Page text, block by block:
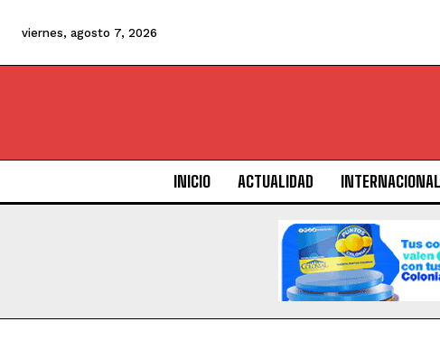
viernes, agosto 7, 2026
INICIO ACTUALIDAD